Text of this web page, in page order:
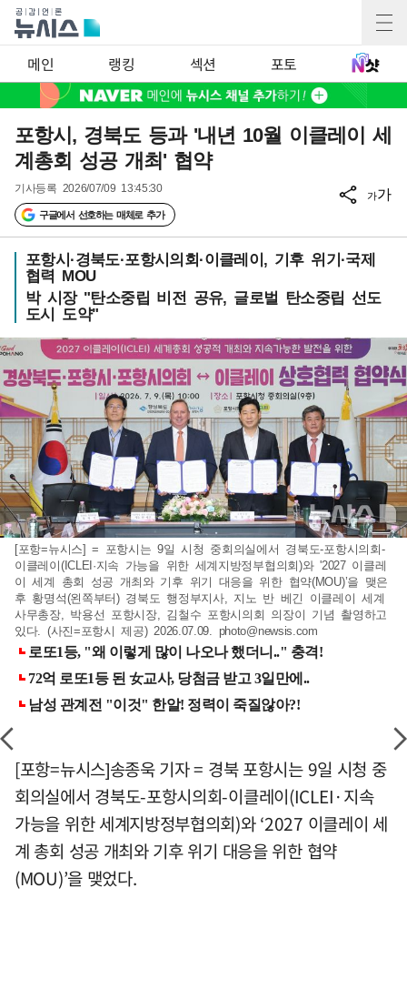
메인 랭킹 섹션 포토
포항시, 경북도 등과 '내년 10월 이클레이 세
계총회 성공 개최' 협약
기사등록 2026/07/09 13:45:30
구글에서 선호하는 매체로 추가
가가
포항시·경북도·포항시의회·이클레이, 기후 위기·국제
협력 MOU
박 시장 "탄소중립 비전 공유, 글로벌 탄소중립 선도
도시 도약"
[포항=뉴시스] = 포항시는 9일 시청 중회의실에서 경북도-포항시의회-
이클레이(ICLEI·지속 가능을 위한 세계지방정부협의회)와 '2027 이클레
이 세계 총회 성공 개최와 기후 위기 대응을 위한 협약(MOU)’을 맺은
후 황명석(왼쪽부터) 경북도 행정부지사, 지노 반 베긴 이클레이 세계
사무총장, 박용선 포항시장, 김철수 포항시의회 의장이 기념 촬영하고
있다. (사진=포항시 제공) 2026.07.09. photo@newsis.com
[포항=뉴시스]송종욱 기자 = 경북 포항시는 9일 시청 중
회의실에서 경북도-포항시의회-이클레이(ICLEI·지속
가능을 위한 세계지방정부협의회)와 ‘2027 이클레이 세
계 총회 성공 개최와 기후 위기 대응을 위한 협약
(MOU)’을 맺었다.